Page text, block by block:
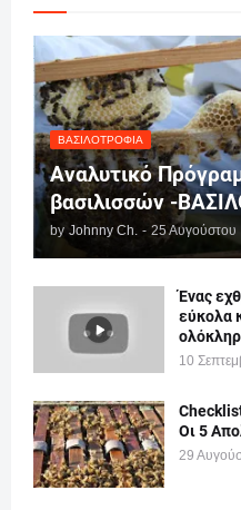
ΒΑΣΙΛΟΤΡΟΦΊΑ
Αναλυτικό
βασιλισσών -
by Johnny Ch. - 25 Αυγούστου
Ένας
εύκολα
10
Οι 5
29